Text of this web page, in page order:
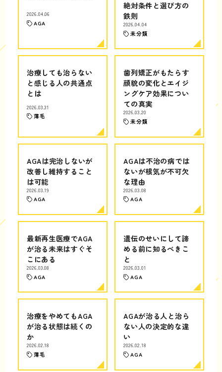
2026.04.06
AGA
絶対条件と選び方の
鉄則
2026.04.04
未分類
治療しても治らない
と感じる人の共通点
とは
2026.03.31
薄毛
歯列矯正がもたらす
顔貌の変化とエイジ
ングケア効果につい
ての真実
2026.03.20
未分類
AGAは完治しないが
改善し維持すること
は可能
2026.03.19
AGA
AGAは不治の病では
ないが根気が不可欠
な理由
2026.03.08
AGA
最新再生医療でAGA
が治る未来はすぐそ
こにある
2026.03.08
AGA
遺伝のせいにして諦
める前に知るべきこ
と
2026.03.01
AGA
治療をやめてもAGA
が治る状態は続くの
か
2026.02.18
薄毛
AGAが治る人と治ら
ない人の決定的な違
い
2026.02.18
AGA